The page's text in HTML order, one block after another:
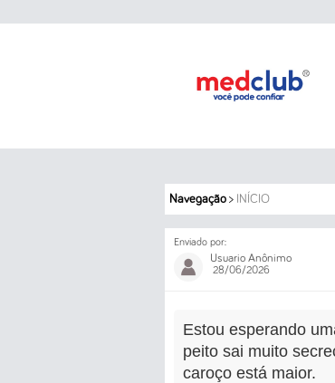
Navegação > INÍCIO
Enviado por:
Usuario Anônimo
28/06/2026
Estou esperando
peito sai muito
caroço está maior.